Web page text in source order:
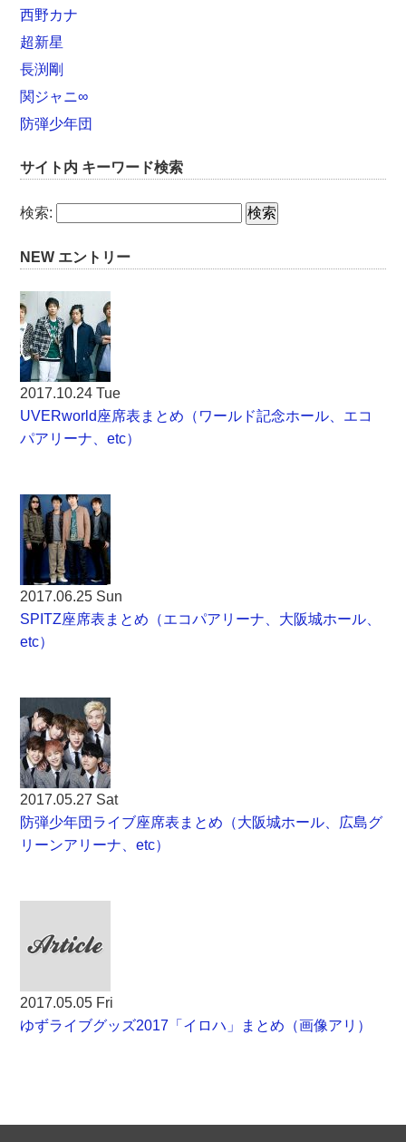
西野カナ
超新星
長渕剛
関ジャニ∞
防弾少年団
サイト内 キーワード検索
検索:
NEW エントリー
2017.10.24 Tue
UVERworld座席表まとめ（ワールド記念ホール、エコ
パアリーナ、etc）
2017.06.25 Sun
SPITZ座席表まとめ（エコパアリーナ、大阪城ホール、
etc）
2017.05.27 Sat
防弾少年団ライブ座席表まとめ（大阪城ホール、広島グ
リーンアリーナ、etc）
2017.05.05 Fri
ゆずライブグッズ2017「イロハ」まとめ（画像アリ）